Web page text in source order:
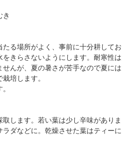
き
る場所がよく、事前に十分耕してお
をきらさないようにします。耐寒性は
んが、夏の暑さが苦手なので夏には
培します。
します。若い葉は少し辛味がありま
ダなどに。乾燥させた葉はティーに